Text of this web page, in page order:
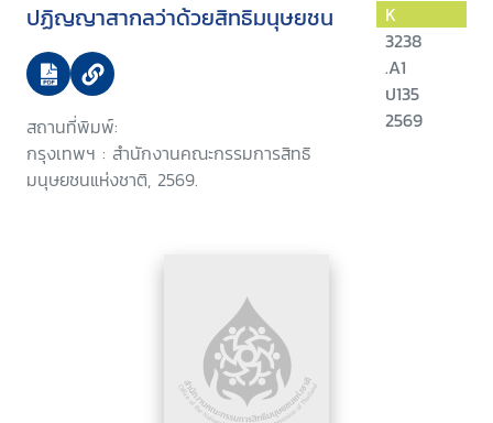
ปฏิญญาสากลว่าด้วยสิทธิมนุษยชน
สถานที่พิมพ์:
กรุงเทพฯ : สำนักงานคณะกรรมการสิทธิ
มนุษยชนแห่งชาติ, 2569.
K
3238
.A1
ป135
2569